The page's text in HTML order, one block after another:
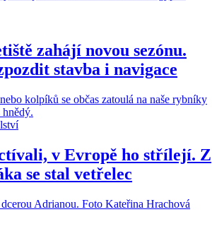
zahájí novou sezónu.
stavba i navigace
v Evropě ho střílejí. Z
se stal vetřelec